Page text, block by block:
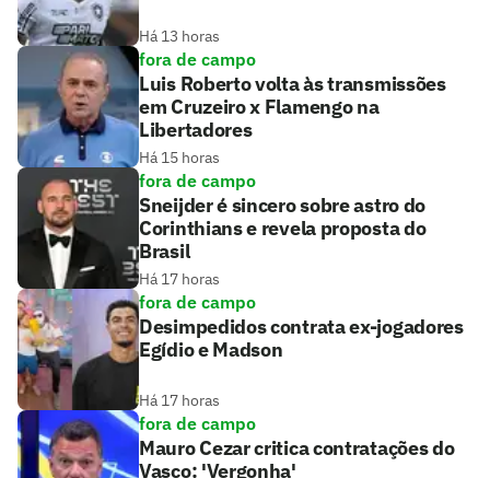
Há 13 horas
fora de campo
Luis Roberto volta às transmissões
em Cruzeiro x Flamengo na
Libertadores
Há 15 horas
fora de campo
Sneijder é sincero sobre astro do
Corinthians e revela proposta do
Brasil
Há 17 horas
fora de campo
Desimpedidos contrata ex-jogadores
Egídio e Madson
Há 17 horas
fora de campo
Mauro Cezar critica contratações do
Vasco: 'Vergonha'